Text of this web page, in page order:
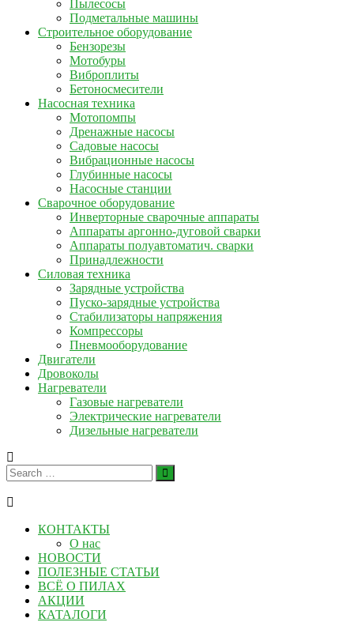
Пылесосы
Подметальные машины
Строительное оборудование
Бензорезы
Мотобуры
Виброплиты
Бетоносмесители
Насосная техника
Мотопомпы
Дренажные насосы
Садовые насосы
Вибрационные насосы
Глубинные насосы
Насосные станции
Сварочное оборудование
Инверторные сварочные аппараты
Аппараты аргонно-дуговой сварки
Аппараты полуавтоматич. сварки
Принадлежности
Силовая техника
Зарядные устройства
Пуско-зарядные устройства
Стабилизаторы напряжения
Компрессоры
Пневмооборудование
Двигатели
Дровоколы
Нагреватели
Газовые нагреватели
Электрические нагреватели
Дизельные нагреватели
КОНТАКТЫ
О нас
НОВОСТИ
ПОЛЕЗНЫЕ СТАТЬИ
ВСЁ О ПИЛАХ
АКЦИИ
КАТАЛОГИ